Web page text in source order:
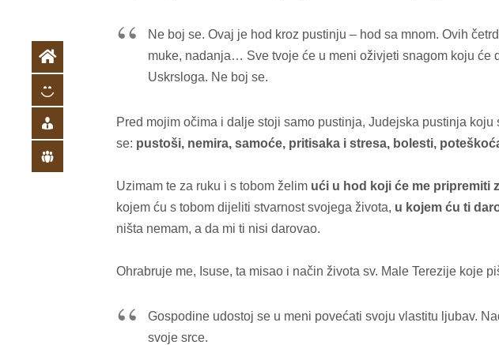
Ne boj se. Ovaj je hod kroz pustinju – hod sa mnom. Ovih
muke, nadanja… Sve tvoje će u meni oživjeti snagom koju će
Uskrsloga. Ne boj se.
Pred mojim očima i dalje stoji samo pustinja, Judejska pustinja
se: pustoši, nemira, samoće, pritisaka i stresa, bolesti,
Uzimam te za ruku i s tobom želim ući u hod koji će me pripremiti
kojem ću s tobom dijeliti stvarnost svojega života, u kojem ću ti
ništa nemam, a da mi ti nisi darovao.
Ohrabruje me, Isuse, ta misao i način života sv. Male Terezije koje
Gospodine udostoj se u meni povećati svoju vlastitu ljubav.
svoje srce.